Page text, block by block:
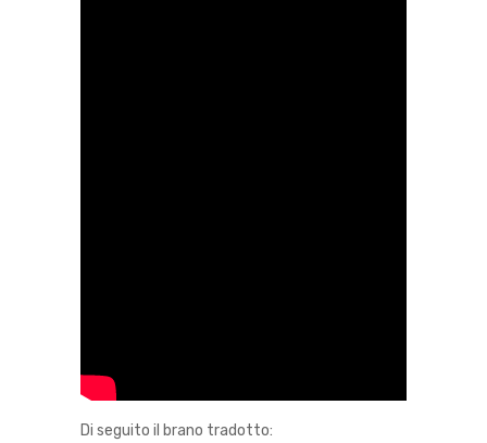
Di seguito il brano tradotto: